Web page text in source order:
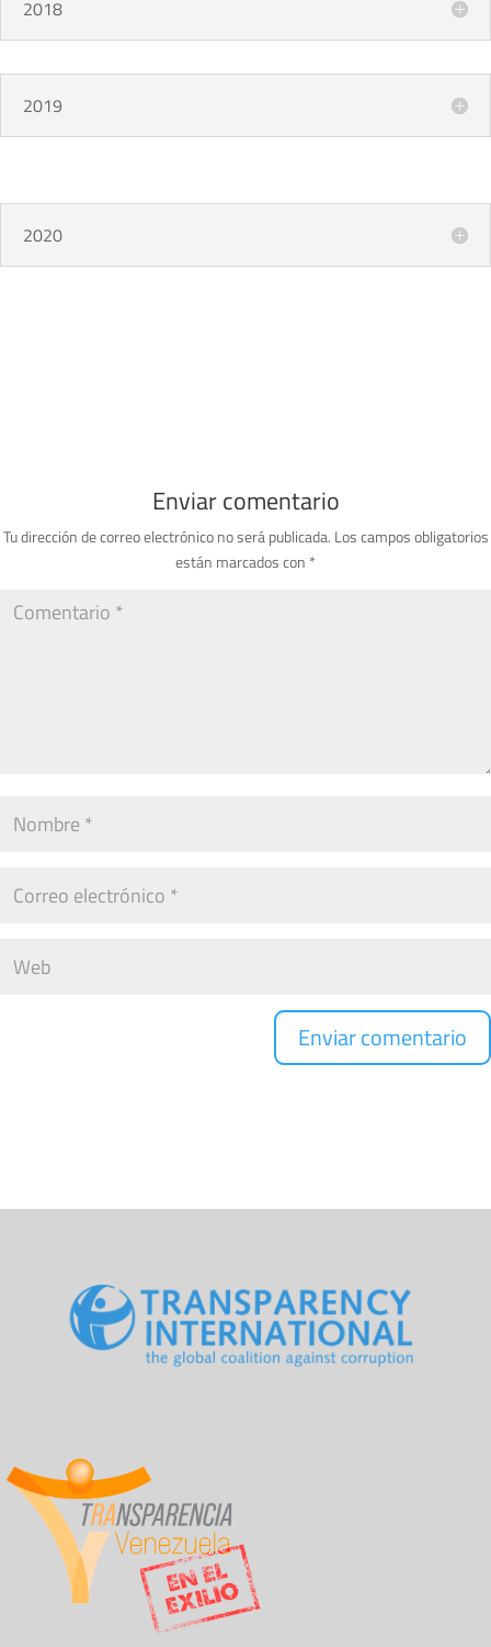
2018
2019
2020
Enviar comentario
Tu dirección de correo electrónico no será publicada. Los campos obligatorios
están marcados con *